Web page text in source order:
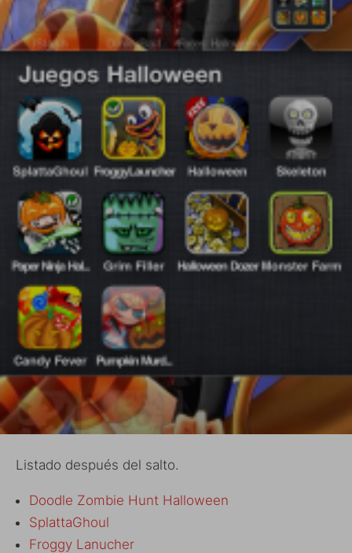
Listado después del salto.
Doodle Zombie Hunt Halloween
SplattaGhoul
Froggy Lanucher